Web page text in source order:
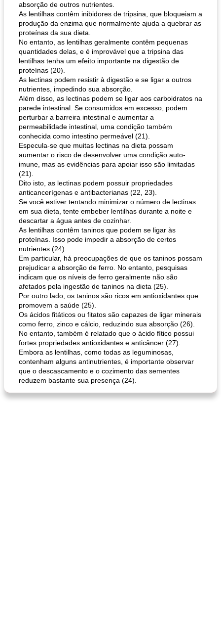
queijo festivo mergulho 'slaw' perfurador de romã temperada
absorção de outros nutrientes.
As lentilhas contêm inibidores de tripsina, que bloqueiam a
produção da enzima que normalmente ajuda a quebrar as
proteínas da sua dieta.
No entanto, as lentilhas geralmente contêm pequenas
quantidades delas, e é improvável que a tripsina das
lentilhas tenha um efeito importante na digestão de
proteínas (20).
As lectinas podem resistir à digestão e se ligar a outros
nutrientes, impedindo sua absorção.
Além disso, as lectinas podem se ligar aos carboidratos na
parede intestinal. Se consumidos em excesso, podem
perturbar a barreira intestinal e aumentar a
permeabilidade intestinal, uma condição também
conhecida como intestino permeável (21).
Especula-se que muitas lectinas na dieta possam
aumentar o risco de desenvolver uma condição auto-
imune, mas as evidências para apoiar isso são limitadas
(21).
Dito isto, as lectinas podem possuir propriedades
anticancerígenas e antibacterianas (22, 23).
Se você estiver tentando minimizar o número de lectinas
em sua dieta, tente embeber lentilhas durante a noite e
descartar a água antes de cozinhar.
As lentilhas contêm taninos que podem se ligar às
proteínas. Isso pode impedir a absorção de certos
nutrientes (24).
Em particular, há preocupações de que os taninos possam
prejudicar a absorção de ferro. No entanto, pesquisas
indicam que os níveis de ferro geralmente não são
afetados pela ingestão de taninos na dieta (25).
Por outro lado, os taninos são ricos em antioxidantes que
promovem a saúde (25).
Os ácidos fitáticos ou fitatos são capazes de ligar minerais
como ferro, zinco e cálcio, reduzindo sua absorção (26).
No entanto, também é relatado que o ácido fítico possui
fortes propriedades antioxidantes e anticâncer (27).
Embora as lentilhas, como todas as leguminosas,
contenham alguns antinutrientes, é importante observar
que o descascamento e o cozimento das sementes
reduzem bastante sua presença (24).